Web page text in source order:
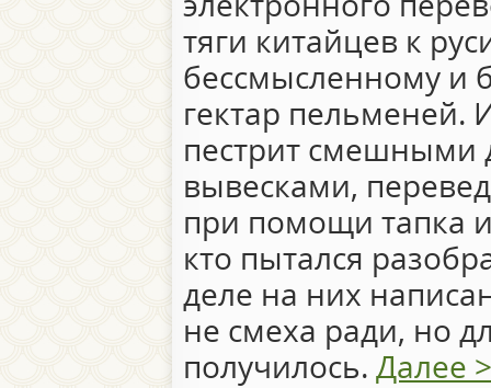
тяги китайцев к
бессмысленному и
гектар пельменей.
пестрит смешными
вывесками,
при помощи тапка
кто пытался
деле на них
не смеха ради, но
получилось. Далее